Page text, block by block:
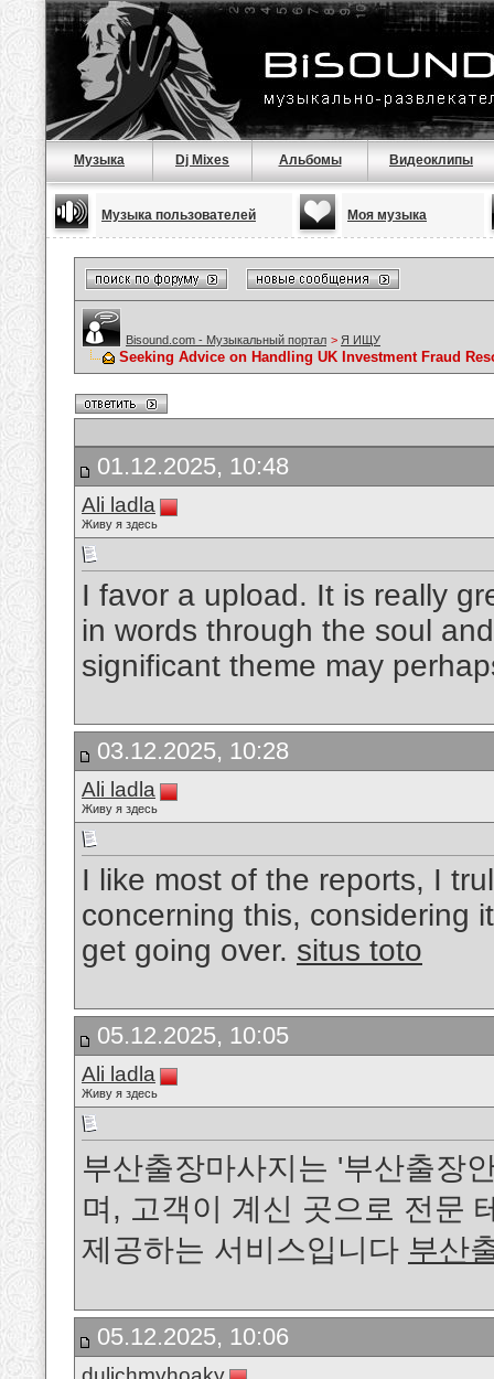
Музыка Dj Mixes Альбомы Видеоклипы
Музыка пользователей Моя музыка
Bisound.com - Музыкальный портал > Я ИЩУ
Seeking Advice on Handling UK Investment Fraud
01.12.2025, 10:48
Ali ladla
Живу я здесь
I favor a upload. It is really
in words through the soul
significant theme may
03.12.2025, 10:28
Ali ladla
Живу я здесь
I like most of the reports, I
concerning this, considering
get going over. situs toto
05.12.2025, 10:05
Ali ladla
Живу я здесь
부산출장마사지는 '부산출장
며, 고객이 계신 곳으로 전문
제공하는 서비스입니다 부산
05.12.2025, 10:06